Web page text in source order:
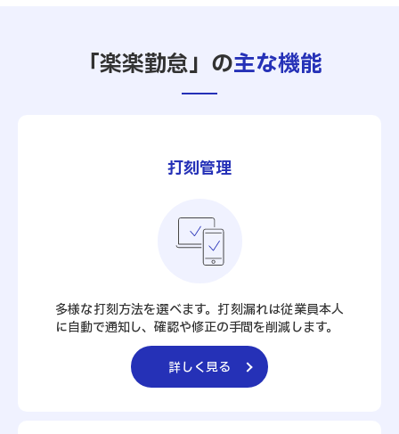
「楽楽勤怠」の主な機能
打刻管理
多様な打刻方法を選べます。打刻漏れは従業員本人
に自動で通知し、確認や修正の手間を削減します。
詳しく見る